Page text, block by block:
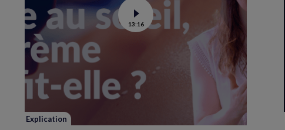
Voir
la
vidéo
est-
elle
la
meilleure
solution
protéger
13:16
Explication